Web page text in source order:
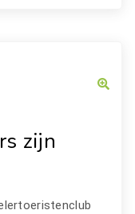
zijn